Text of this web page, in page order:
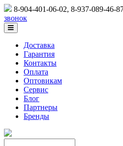
8-904-401-06-02, 8-937-089-46-
звонок
Доставка
Гарантия
Контакты
Оплата
Оптовикам
Сервис
Блог
Партнеры
Бренды